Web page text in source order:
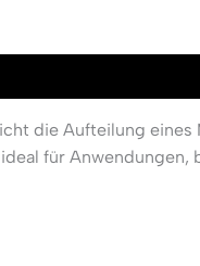
die Aufteilung
für